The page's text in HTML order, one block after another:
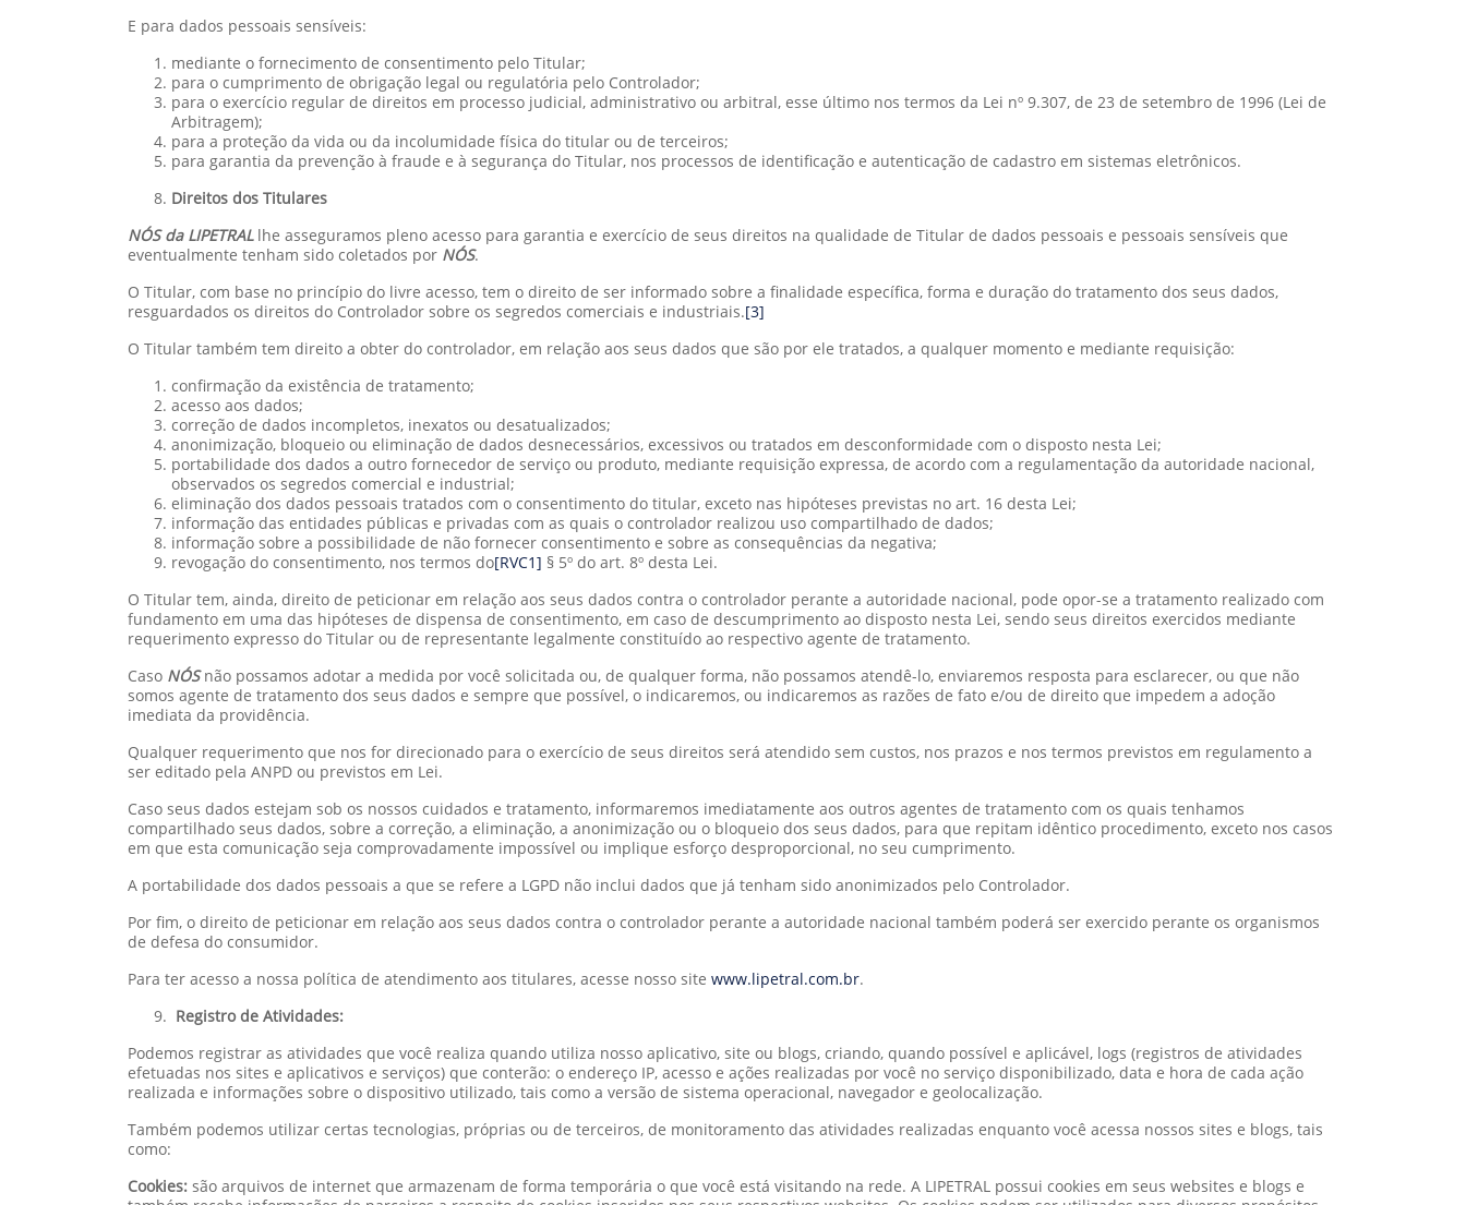
E para dados pessoais sensíveis:
mediante o fornecimento de consentimento pelo Titular;
para o cumprimento de obrigação legal ou regulatória pelo Controlador;
para o exercício regular de direitos em processo judicial, administrativo ou arbitral, esse último nos termos da Lei nº 9.307, de 23 de setembro de 1996 (Lei de
Arbitragem);
para a proteção da vida ou da incolumidade física do titular ou de terceiros;
para garantia da prevenção à fraude e à segurança do Titular, nos processos de identificação e autenticação de cadastro em sistemas eletrônicos.
Direitos dos Titulares
NÓS da LIPETRAL lhe asseguramos pleno acesso para garantia e exercício de seus direitos na qualidade de Titular de dados pessoais e pessoais sensíveis que
eventualmente tenham sido coletados por NÓS.
O Titular, com base no princípio do livre acesso, tem o direito de ser informado sobre a finalidade específica, forma e duração do tratamento dos seus dados,
resguardados os direitos do Controlador sobre os segredos comerciais e industriais.[3]
O Titular também tem direito a obter do controlador, em relação aos seus dados que são por ele tratados, a qualquer momento e mediante requisição:
confirmação da existência de tratamento;
acesso aos dados;
correção de dados incompletos, inexatos ou desatualizados;
anonimização, bloqueio ou eliminação de dados desnecessários, excessivos ou tratados em desconformidade com o disposto nesta Lei;
portabilidade dos dados a outro fornecedor de serviço ou produto, mediante requisição expressa, de acordo com a regulamentação da autoridade nacional,
observados os segredos comercial e industrial;
eliminação dos dados pessoais tratados com o consentimento do titular, exceto nas hipóteses previstas no art. 16 desta Lei;
informação das entidades públicas e privadas com as quais o controlador realizou uso compartilhado de dados;
informação sobre a possibilidade de não fornecer consentimento e sobre as consequências da negativa;
revogação do consentimento, nos termos do[RVC1] § 5º do art. 8º desta Lei.
O Titular tem, ainda, direito de peticionar em relação aos seus dados contra o controlador perante a autoridade nacional, pode opor-se a tratamento realizado com
fundamento em uma das hipóteses de dispensa de consentimento, em caso de descumprimento ao disposto nesta Lei, sendo seus direitos exercidos mediante
requerimento expresso do Titular ou de representante legalmente constituído ao respectivo agente de tratamento.
Caso NÓSnão possamos adotar a medida por você solicitada ou, de qualquer forma, não possamos atendê-lo, enviaremos resposta para esclarecer, ou que não
somos agente de tratamento dos seus dados e sempre que possível, o indicaremos, ou indicaremos as razões de fato e/ou de direito que impedem a adoção
imediata da providência.
Qualquer requerimento que nos for direcionado para o exercício de seus direitos será atendido sem custos, nos prazos e nos termos previstos em regulamento a
ser editado pela ANPD ou previstos em Lei.
Caso seus dados estejam sob os nossos cuidados e tratamento, informaremos imediatamente aos outros agentes de tratamento com os quais tenhamos
compartilhado seus dados, sobre a correção, a eliminação, a anonimização ou o bloqueio dos seus dados, para que repitam idêntico procedimento, exceto nos casos
em que esta comunicação seja comprovadamente impossível ou implique esforço desproporcional, no seu cumprimento.
A portabilidade dos dados pessoais a que se refere a LGPD não inclui dados que já tenham sido anonimizados pelo Controlador.
Por fim, o direito de peticionar em relação aos seus dados contra o controlador perante a autoridade nacional também poderá ser exercido perante os organismos
de defesa do consumidor.
Para ter acesso a nossa política de atendimento aos titulares, acesse nosso site www.lipetral.com.br.
Registro de Atividades:
Podemos registrar as atividades que você realiza quando utiliza nosso aplicativo, site ou blogs, criando, quando possível e aplicável, logs (registros de atividades
efetuadas nos sites e aplicativos e serviços) que conterão: o endereço IP, acesso e ações realizadas por você no serviço disponibilizado, data e hora de cada ação
realizada e informações sobre o dispositivo utilizado, tais como a versão de sistema operacional, navegador e geolocalização.
Também podemos utilizar certas tecnologias, próprias ou de terceiros, de monitoramento das atividades realizadas enquanto você acessa nossos sites e blogs, tais
como:
Cookies: são arquivos de internet que armazenam de forma temporária o que você está visitando na rede. A LIPETRAL possui cookies em seus websites e blogs e